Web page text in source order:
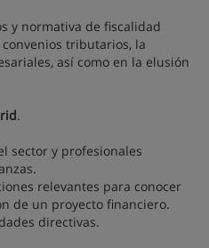
y normativa de fiscalidad
tributarios, la
así como en la elusión
.
sector y profesionales
relevantes para conocer
de un proyecto financiero.
directivas.